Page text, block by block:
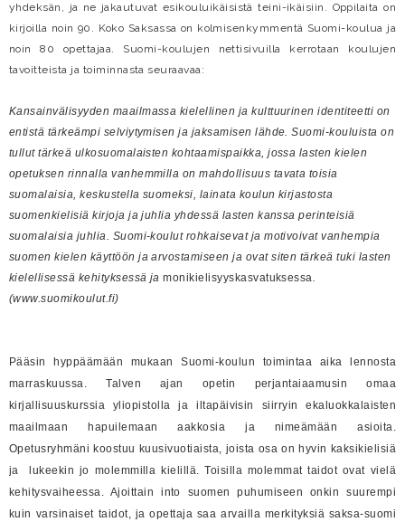
yhdeksän, ja ne jakautuvat esikouluikäisistä teini-ikäisiin. Oppilaita on
kirjoilla noin 90. Koko Saksassa on kolmisenkymmentä Suomi-koulua ja
noin 80 opettajaa. Suomi-koulujen nettisivuilla kerrotaan koulujen
tavoitteista ja toiminnasta seuraavaa:
Kansainvälisyyden maailmassa kielellinen ja kulttuurinen identiteetti on
entistä tärkeämpi selviytymisen ja jaksamisen lähde. Suomi-kouluista on
tullut tärkeä ulkosuomalaisten kohtaamispaikka, jossa lasten kielen
opetuksen rinnalla vanhemmilla on mahdollisuus tavata toisia
suomalaisia, keskustella suomeksi, lainata koulun kirjastosta
suomenkielisiä kirjoja ja juhlia yhdessä lasten kanssa perinteisiä
suomalaisia juhlia. Suomi-koulut rohkaisevat ja motivoivat vanhempia
suomen kielen käyttöön ja arvostamiseen ja ovat siten tärkeä tuki lasten
kielellisessä kehityksessä ja monikielisyyskasvatuksessa.
(www.suomikoulut.fi)
Pääsin hyppäämään mukaan Suomi-koulun toimintaa aika lennosta
marraskuussa. Talven ajan opetin perjantaiaamusin omaa
kirjallisuuskurssia yliopistolla ja iltapäivisin siirryin ekaluokkalaisten
maailmaan hapuilemaan aakkosia ja nimeämään asioita.
Opetusryhmäni koostuu kuusivuotiaista, joista osa on hyvin kaksikielisiä
ja lukeekin jo molemmilla kielillä. Toisilla molemmat taidot ovat vielä
kehitysvaiheessa. Ajoittain into suomen puhumiseen onkin suurempi
kuin varsinaiset taidot, ja opettaja saa arvailla merkityksiä saksa-suomi